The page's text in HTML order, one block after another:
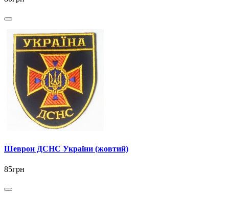
Шеврон ДСНС України (жовтий)
85грн